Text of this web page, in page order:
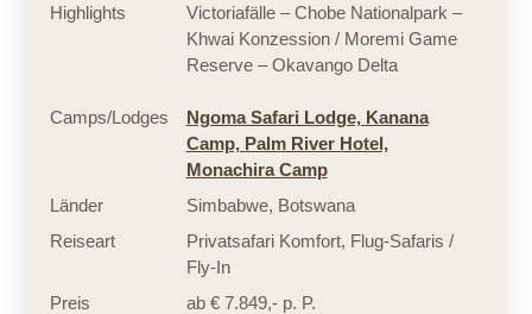
Highlights
Victoriafälle – Chobe Nationalpark –
Khwai Konzession / Moremi Game
Reserve – Okavango Delta
Camps/Lodges Ngoma Safari Lodge, Kanana
Camp, Palm River Hotel,
Monachira Camp
Länder
Simbabwe, Botswana
Reiseart
Privatsafari Komfort, Flug-Safaris /
Fly-In
Preis
ab € 7.849,- p. P.